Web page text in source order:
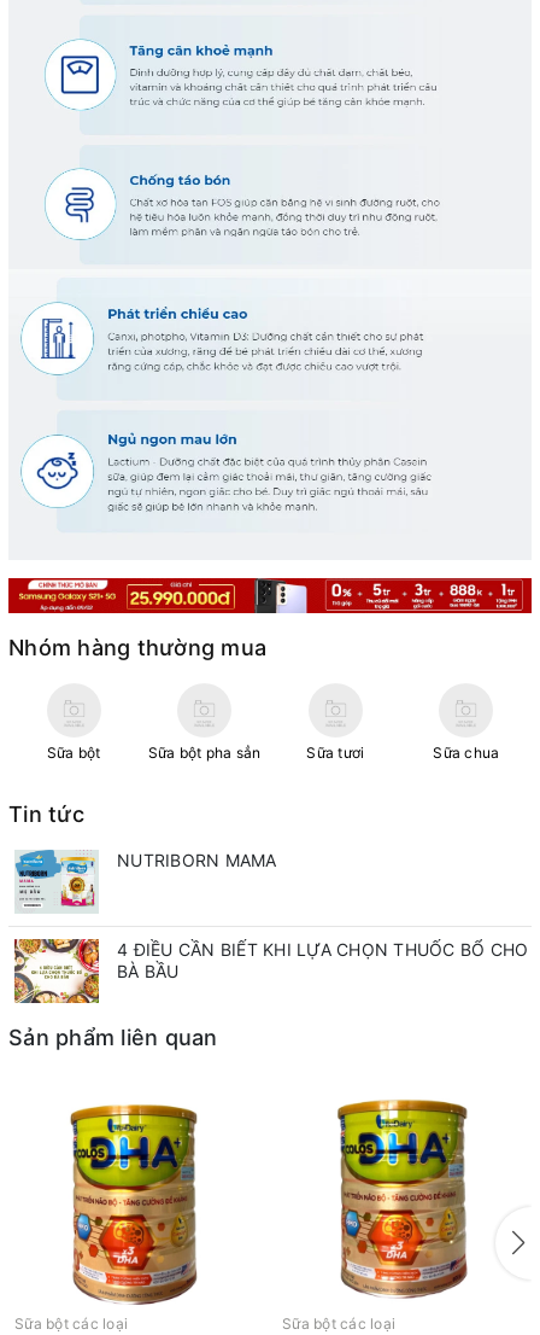
Nhóm hàng thường mua
Sữa bột Sữa bột pha sẳn Sữa tươi Sữa chua
Tin tức
NUTRIBORN MAMA
4 ĐIỀU CẦN BIẾT KHI LỰA CHỌN THUỐC BỔ CHO
BÀ BẦU
Sản phẩm liên quan
Sữa bột các loại Sữa bột các loại